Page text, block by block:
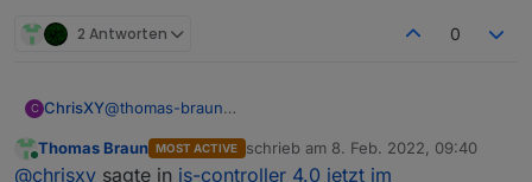
2 Antworten 0
C ChrisXY@thomas-braun
Früher war das doch oft so?
fix habe ich natürlich schon Probiert.
Werde ich wohl ein Backup zurückspielen müssen
komisch .. bisher gab es nie Probleme alles sauber
Online
Thomas Braun MOST ACTIVE schrieb am 8. Feb. 2022, 09:40
zuletzt editiert von
@chrisxy sagte in js-controller 4.0 jetzt im